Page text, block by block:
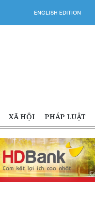
ENGLISH EDITION
XÃ HỘI PHÁP LUẬT